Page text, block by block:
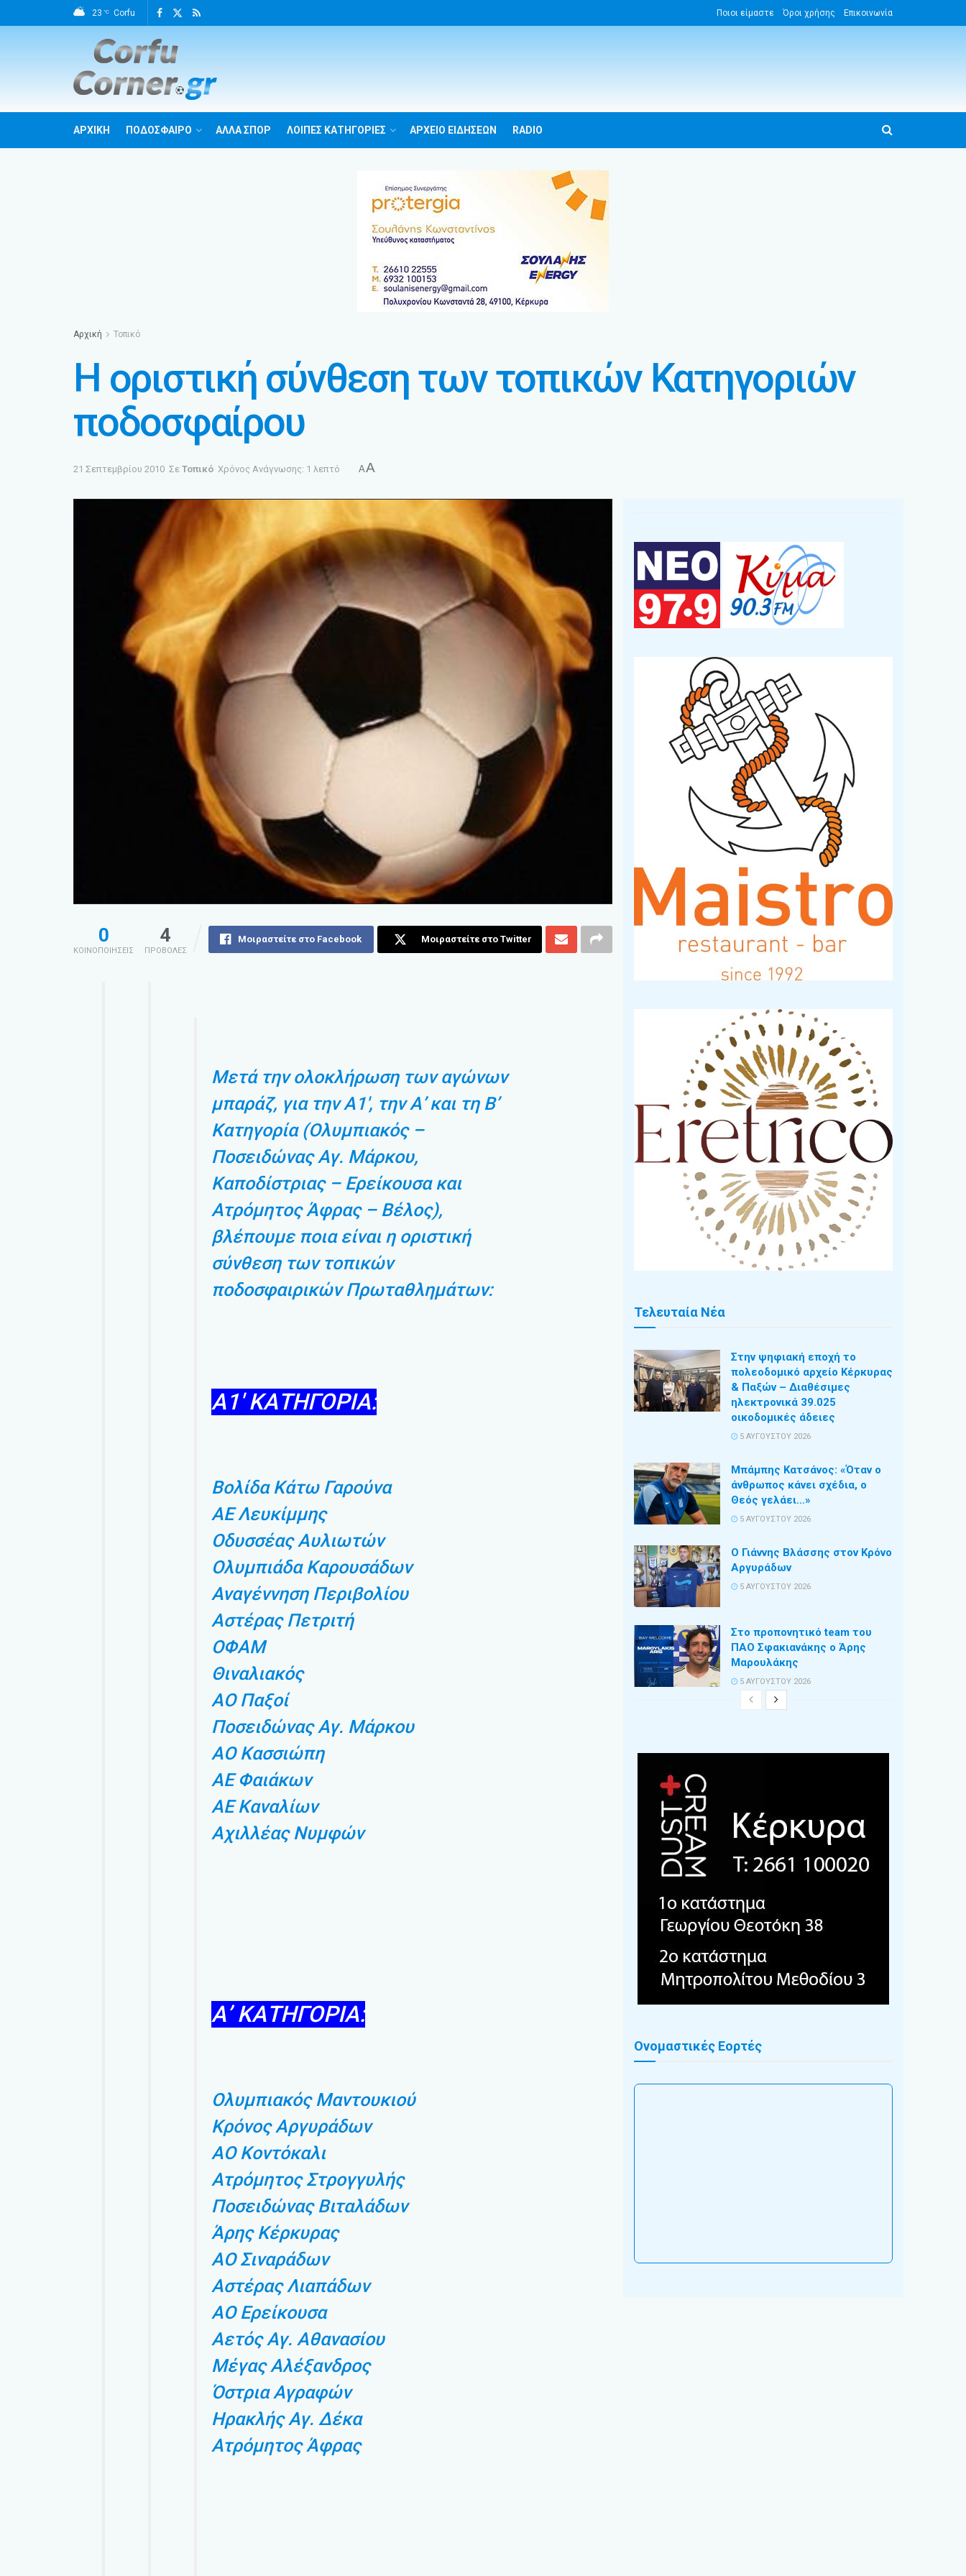
23 °C Corfu Ποιοι είμαστε Όροι χρήσης Επικοινωνία
ΑΡΧΙΚΗ ΠΟΔΟΣΦΑΙΡΟ ΑΛΛΑ ΣΠΟΡ ΛΟΙΠΕΣ ΚΑΤΗΓΟΡΙΕΣ ΑΡΧΕΙΟ ΕΙΔΗΣΕΩΝ RADIO
Αρχική Τοπικό
Η οριστική σύνθεση των τοπικών Κατηγοριών
ποδοσφαίρου
21 Σεπτεμβρίου 2010 Σε Τοπικό Χρόνος Ανάγνωσης: 1 λεπτό AA
0
ΚΟΙΝΟΠΟΙΗΣΕΙΣ
4
ΠΡΟΒΟΛΕΣ
Μοιραστείτε στο Facebook Μοιραστείτε στο Twitter
Μετά την ολοκλήρωση των αγώνων
μπαράζ, για την Α1′, την Α’ και τη Β’
Κατηγορία (Ολυμπιακός –
Ποσειδώνας Αγ. Μάρκου,
Καποδίστριας – Ερείκουσα και
Ατρόμητος Άφρας – Βέλος),
βλέπουμε ποια είναι η οριστική
σύνθεση των τοπικών
ποδοσφαιρικών Πρωταθλημάτων:
Α1′ ΚΑΤΗΓΟΡΙΑ:
Βολίδα Κάτω Γαρούνα
ΑΕ Λευκίμμης
Οδυσσέας Αυλιωτών
Ολυμπιάδα Καρουσάδων
Αναγέννηση Περιβολίου
Αστέρας Πετριτή
ΟΦΑΜ
Θιναλιακός
ΑΟ Παξοί
Ποσειδώνας Αγ. Μάρκου
ΑΟ Κασσιώπη
ΑΕ Φαιάκων
ΑΕ Καναλίων
Αχιλλέας Νυμφών
Α’ ΚΑΤΗΓΟΡΙΑ:
Ολυμπιακός Μαντουκιού
Κρόνος Αργυράδων
ΑΟ Κοντόκαλι
Ατρόμητος Στρογγυλής
Ποσειδώνας Βιταλάδων
Άρης Κέρκυρας
ΑΟ Σιναράδων
Αστέρας Λιαπάδων
ΑΟ Ερείκουσα
Αετός Αγ. Αθανασίου
Μέγας Αλέξανδρος
Όστρια Αγραφών
Ηρακλής Αγ. Δέκα
Ατρόμητος Άφρας
Τελευταία Νέα
Στην ψηφιακή εποχή το
πολεοδομικό αρχείο Κέρκυρας
& Παξών – Διαθέσιμες
ηλεκτρονικά 39.025
οικοδομικές άδειες
5 ΑΥΓΟΎΣΤΟΥ 2026
Μπάμπης Κατσάνος: «Όταν ο
άνθρωπος κάνει σχέδια, ο
Θεός γελάει…»
5 ΑΥΓΟΎΣΤΟΥ 2026
Ο Γιάννης Βλάσσης στον Κρόνο
Αργυράδων
5 ΑΥΓΟΎΣΤΟΥ 2026
Στο προπονητικό team του
ΠΑΟ Σφακιανάκης ο Άρης
Μαρουλάκης
5 ΑΥΓΟΎΣΤΟΥ 2026
Ονομαστικές Εορτές